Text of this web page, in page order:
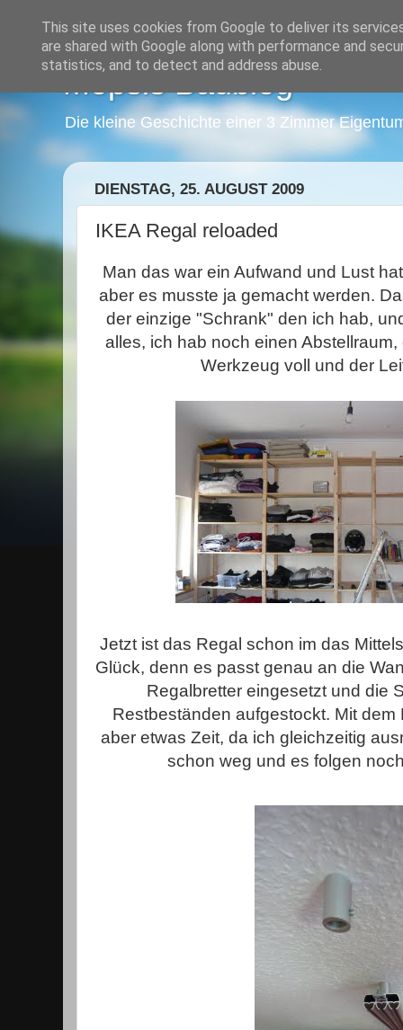
Mopsis Baublog
Die kleine Geschichte einer 3 Zimmer
DIENSTAG, 25. AUGUST 2009
IKEA Regal reloaded
Man das war ein Aufwand und Lust
aber es musste ja gemacht werden.
der einzige "Schrank" den ich hab,
alles, ich hab noch einen
Werkzeug voll und der
Jetzt ist das Regal schon im das
Glück, denn es passt genau an die
Regalbretter eingesetzt und die
Restbeständen aufgestockt. Mit
aber etwas Zeit, da ich gleichzeitig
schon weg und es folgen
This site uses cookies from Google to deliver its
are shared with Google along with performance and
statistics, and to detect and address abuse.